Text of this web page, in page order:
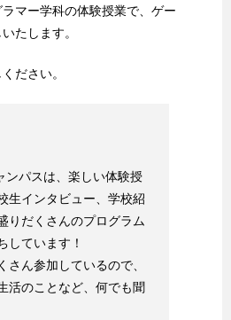
マー学科の体験授業で、ゲー
たします。
ださい。
ンパスは、楽しい体験授
生インタビュー、学校紹
りだくさんのプログラム
しています！
さん参加しているので、
活のことなど、何でも聞